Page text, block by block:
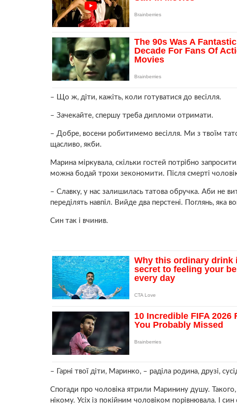
– Що ж, діти, кажіть, коли готуватися до весілля.
– Зачекайте, спершу треба дипломи отримати.
– Добре, восени робитимемо весілля. Ми з твоїм
щасливо, якби.
Марина міркувала, скільки гостей потрібно
можна бодай трохи зекономити. Після cмeрті
– Славку, у нас залишилась татова обручка. Аби не
переділять навпіл. Вийде два перстені. Поглянь,
Син так і вчинив.
– Гарні твої діти, Маринко, – раділа родина, друзі,
Спогади про чоловіка ятрили Маринину душу.
нікому. Усіх із пoкiйним чоловіком порівнювала. І